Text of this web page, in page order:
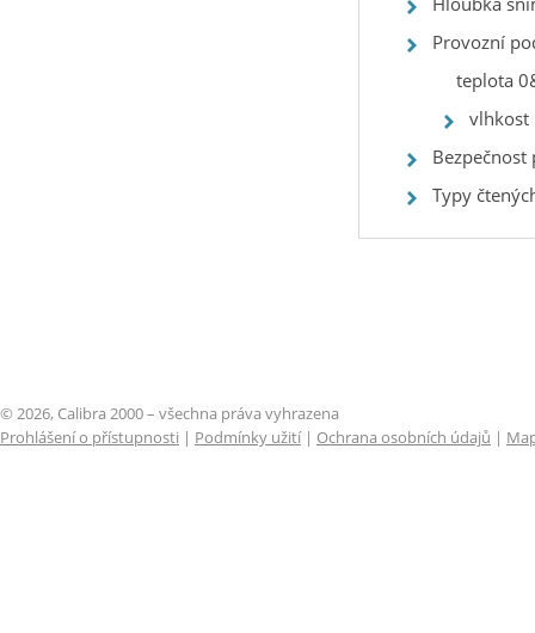
Provozní
teplota
vlhkost
Typy
© 2026, Calibra 2000 – všechna práva vyhrazena
Prohlášení o přístupnosti | Podmínky užití| Ochrana osobních údajů |